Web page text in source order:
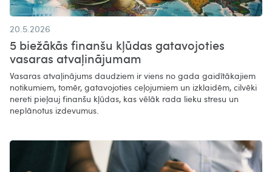
20.5.2026
5 biežākās finanšu kļūdas gatavojoties
vasaras atvaļinājumam
Vasaras atvaļinājums daudziem ir viens no gada gaidītākajiem
notikumiem, tomēr, gatavojoties ceļojumiem un izklaidēm, cilvēki
nereti pieļauj finanšu kļūdas, kas vēlāk rada lieku stresu un
neplānotus izdevumus.